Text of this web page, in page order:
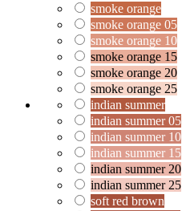
smoke orange
smoke orange 05
smoke orange 10
smoke orange 15
smoke orange 20
smoke orange 25
indian summer
indian summer 05
indian summer 10
indian summer 15
indian summer 20
indian summer 25
soft red brown